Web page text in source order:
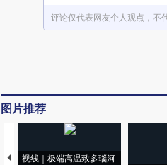
评论仅代表网友个人观点，不
图片推荐
视线｜极端高温致多瑙河